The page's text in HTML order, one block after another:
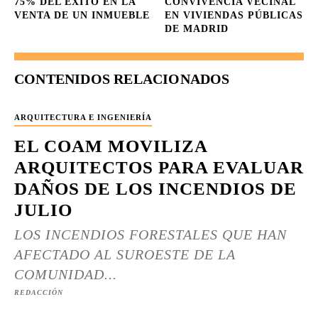
VENTA DE UN INMUEBLE
EN VIVIENDAS PÚBLICAS
DE MADRID
CONTENIDOS RELACIONADOS
ARQUITECTURA E INGENIERÍA
EL COAM MOVILIZA
ARQUITECTOS PARA EVALUAR
DAÑOS DE LOS INCENDIOS DE
JULIO
LOS INCENDIOS FORESTALES QUE HAN
AFECTADO AL SUROESTE DE LA
COMUNIDAD...
REDACCIÓN